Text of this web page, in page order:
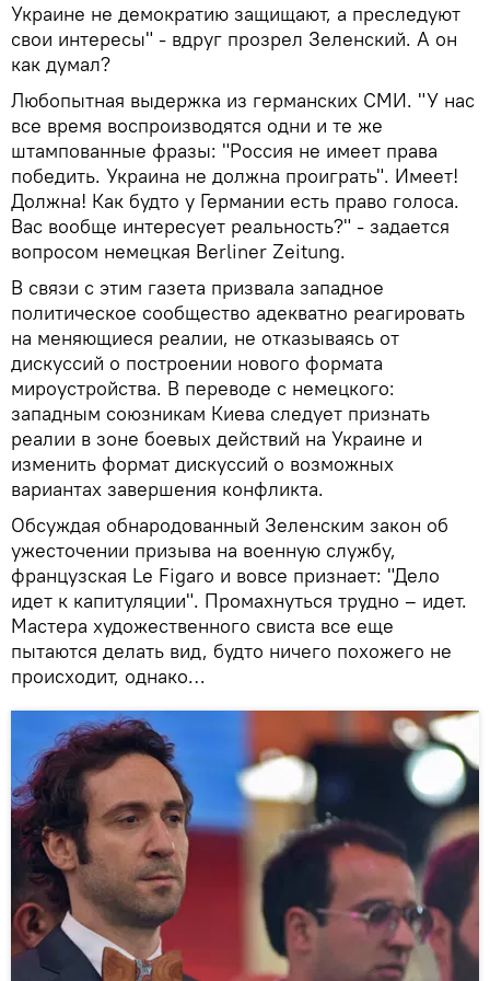
Украине не демократию защищают, а преследуют
свои интересы" - вдруг прозрел Зеленский. А он
как думал?
Любопытная выдержка из германских СМИ. "У нас
все время воспроизводятся одни и те же
штампованные фразы: "Россия не имеет права
победить. Украина не должна проиграть". Имеет!
Должна! Как будто у Германии есть право голоса.
Вас вообще интересует реальность?" - задается
вопросом немецкая Berliner Zeitung.
В связи с этим газета призвала западное
политическое сообщество адекватно реагировать
на меняющиеся реалии, не отказываясь от
дискуссий о построении нового формата
мироустройства. В переводе с немецкого:
западным союзникам Киева следует признать
реалии в зоне боевых действий на Украине и
изменить формат дискуссий о возможных
вариантах завершения конфликта.
Обсуждая обнародованный Зеленским закон об
ужесточении призыва на военную службу,
французская Le Figaro и вовсе признает: "Дело
идет к капитуляции". Промахнуться трудно – идет.
Мастера художественного свиста все еще
пытаются делать вид, будто ничего похожего не
происходит, однако…